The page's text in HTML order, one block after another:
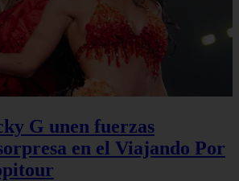
G unen fuerzas
en el Viajando Por